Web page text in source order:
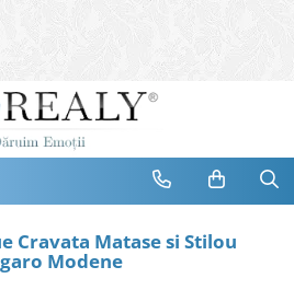
Cravata Matase si Stilou
Modene